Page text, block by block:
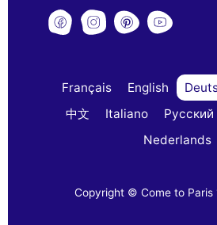
Français English
中文
Italiano Русский
Nederlands
Copyright © Come to Paris